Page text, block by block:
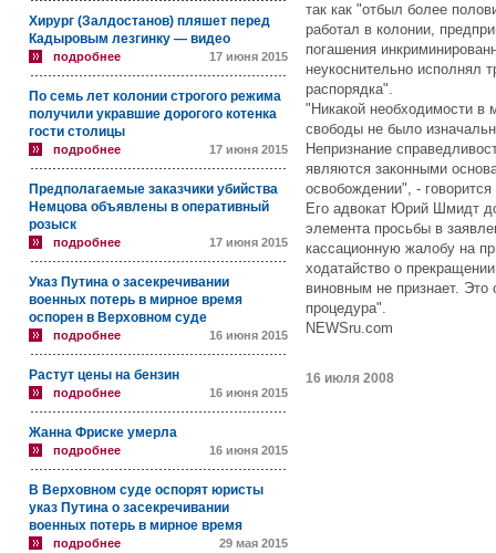
Хирург (Залдостанов) пляшет перед
Кадыровым лезгинку — видео
подробнее 17 июня 2015
По семь лет колонии строгого режима
получили укравшие дорогого котенка
гости столицы
подробнее 17 июня 2015
Предполагаемые заказчики убийства
Немцова объявлены в оперативный
розыск
подробнее 17 июня 2015
Указ Путина о засекречивании
военных потерь в мирное время
оспорен в Верховном суде
подробнее 16 июня 2015
Растут цены на бензин
подробнее 16 июня 2015
Жанна Фриске умерла
подробнее 16 июня 2015
В Верховном суде оспорят юристы
указ Путина о засекречивании
военных потерь в мирное время
подробнее 29 мая 2015
так как "отбыл более
работал в колонии,
погашения
неукоснительно исполнял
распорядка".
"Никакой необходимости
свободы не было
Непризнание
являются законными
освобождении", -
Его адвокат Юрий Шмидт
элемента просьбы в
кассационную жалобу на
ходатайство о
виновным не признает.
процедура".
NEWSru.com
16 июля 2008